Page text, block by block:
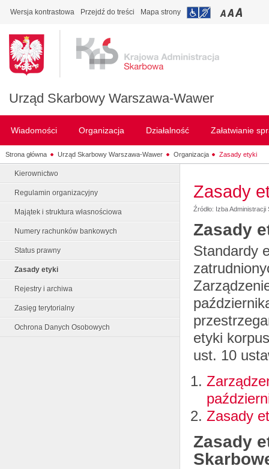
Wersja kontrastowa Przejdź do treści Mapa strony
Urząd Skarbowy Warszawa-Wawer
Wiadomości Organizacja Działalność Załatwianie
Strona główna Urząd Skarbowy Warszawa-Wawer Organizacja Zasady etyki
Kierownictwo
Regulamin organizacyjny
Majątek i struktura własnościowa
Numery rachunków bankowych
Status prawny
Zasady etyki
Rejestry i archiwa
Zasięg terytorialny
Ochrona Danych Osobowych
Zasady
Źródło: Izba
Zasady
Standardy
etyki
ust. 10
Zasady
Zasady